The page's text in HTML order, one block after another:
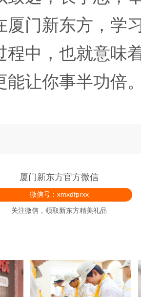
厦门新东方，学
程中，也就意味
能让你事半功倍
厦门新东方官方微信
微信号：xmxdfprxx
关注微信，领取新东方精美礼品